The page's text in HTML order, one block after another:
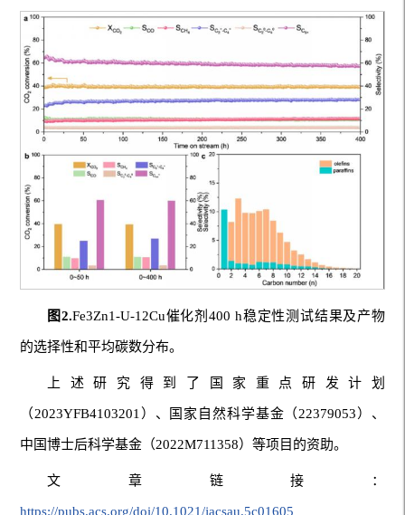
图2.Fe3Zn1-U-12Cu催化剂400 h稳定性测试结果及产物
的选择性和平均碳数分布。
上述研究得到了国家重点研发计划
（2023YFB4103201）、国家自然科学基金（22379053）、
中国博士后科学基金（2022M711358）等项目的资助。
文章链接：
https://pubs.acs.org/doi/10.1021/jacsau.5c01605